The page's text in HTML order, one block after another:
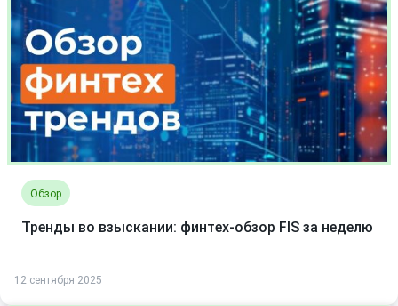
Обзор
Тренды во взыскании: финтех-обзор FIS за неделю
12 сентября 2025